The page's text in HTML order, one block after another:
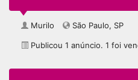
Murilo São Paulo, SP
Publicou 1 anúncio. 1 foi